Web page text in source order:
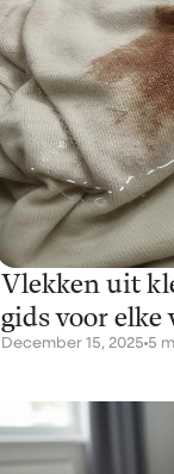
Vlekken uit
gids voor
December 15, 2025 5